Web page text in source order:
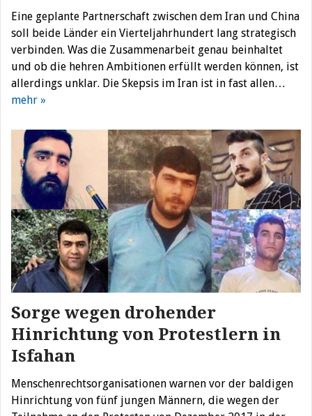
Eine geplante Partnerschaft zwischen dem Iran und China
soll beide Länder ein Vierteljahrhundert lang strategisch
verbinden. Was die Zusammenarbeit genau beinhaltet
und ob die hehren Ambitionen erfüllt werden können, ist
allerdings unklar. Die Skepsis im Iran ist in fast allen…
mehr »
Sorge wegen drohender
Hinrichtung von Protestlern in
Isfahan
Menschenrechtsorganisationen warnen vor der baldigen
Hinrichtung von fünf jungen Männern, die wegen der